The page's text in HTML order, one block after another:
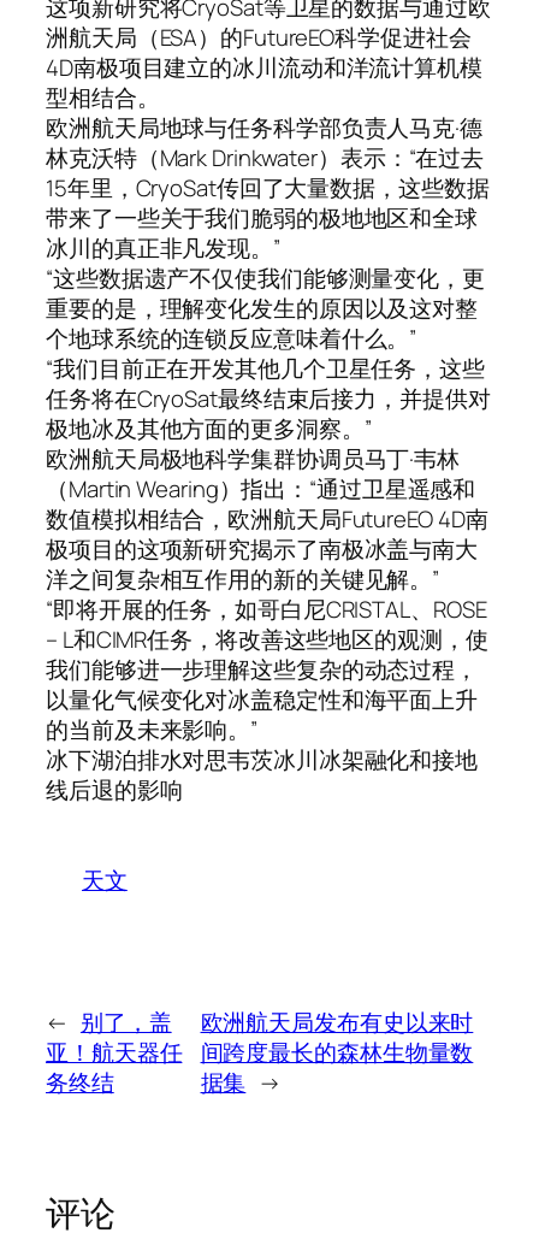
这项新研究将CryoSat等卫星的数据与通过欧
洲航天局（ESA）的FutureEO科学促进社会
4D南极项目建立的冰川流动和洋流计算机模
型相结合。
欧洲航天局地球与任务科学部负责人马克·德
林克沃特（Mark Drinkwater）表示：“在过去
15年里，CryoSat传回了大量数据，这些数据
带来了一些关于我们脆弱的极地地区和全球
冰川的真正非凡发现。”
“这些数据遗产不仅使我们能够测量变化，更
重要的是，理解变化发生的原因以及这对整
个地球系统的连锁反应意味着什么。”
“我们目前正在开发其他几个卫星任务，这些
任务将在CryoSat最终结束后接力，并提供对
极地冰及其他方面的更多洞察。”
欧洲航天局极地科学集群协调员马丁·韦林
（Martin Wearing）指出：“通过卫星遥感和
数值模拟相结合，欧洲航天局FutureEO 4D南
极项目的这项新研究揭示了南极冰盖与南大
洋之间复杂相互作用的新的关键见解。”
“即将开展的任务，如哥白尼CRISTAL、ROSE
– L和CIMR任务，将改善这些地区的观测，使
我们能够进一步理解这些复杂的动态过程，
以量化气候变化对冰盖稳定性和海平面上升
的当前及未来影响。”
冰下湖泊排水对思韦茨冰川冰架融化和接地
线后退的影响
天文
← 别了，盖
亚！航天器任
务终结
欧洲航天局发布有史以来时
间跨度最长的森林生物量数
据集 →
评论